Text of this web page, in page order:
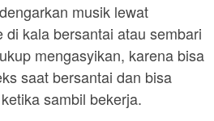
musik lewat
kala bersantai atau sembari
mengasyikan, karena bisa
saat bersantai dan bisa
sambil bekerja.